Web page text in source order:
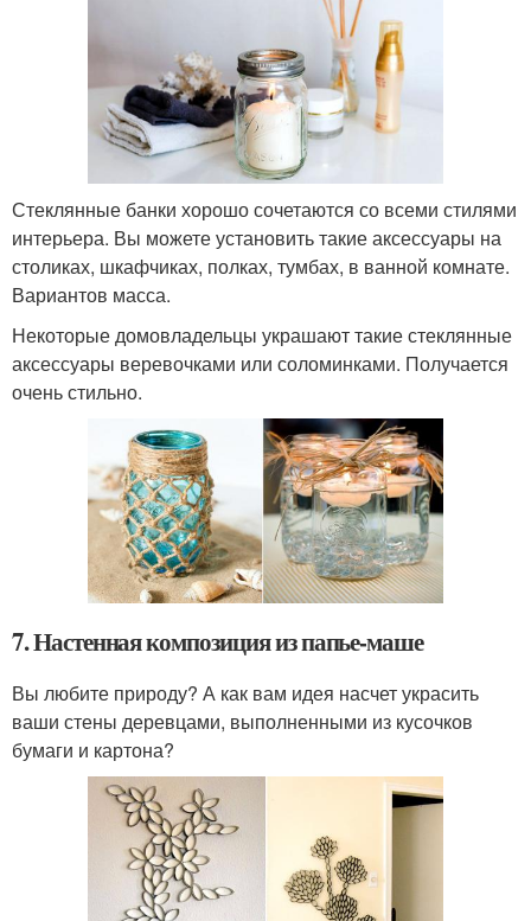
Стеклянные банки хорошо сочетаются со всеми стилями
интерьера. Вы можете установить такие аксессуары на
столиках, шкафчиках, полках, тумбах, в ванной комнате.
Вариантов масса.
Некоторые домовладельцы украшают такие стеклянные
аксессуары веревочками или соломинками. Получается
очень стильно.
7. Настенная композиция из папье-маше
Вы любите природу? А как вам идея насчет украсить
ваши стены деревцами, выполненными из кусочков
бумаги и картона?